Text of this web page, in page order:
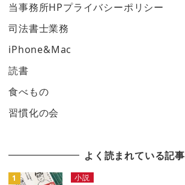
当事務所HPプライバシーポリシー
司法書士業務
iPhone&Mac
読書
食べもの
習慣化の会
よく読まれている記事
小説